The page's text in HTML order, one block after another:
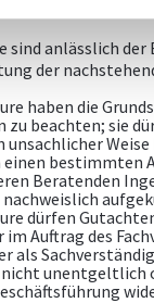
sind anlässlich
der
haben die
zu beachten; sie
einen bestimmten
Beratenden
dürfen
Auftrag des
als
unentgeltlich